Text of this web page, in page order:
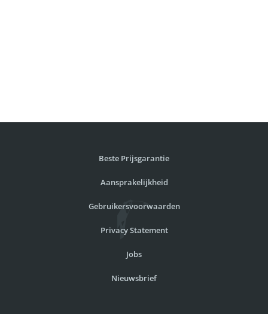
Beste Prijsgarantie
Aansprakelijkheid
Gebruikersvoorwaarden
Privacy Statement
Jobs
Nieuwsbrief